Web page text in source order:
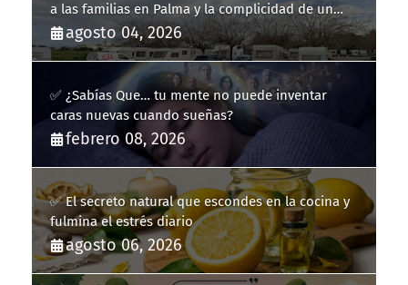
a las familias en Palma y la complicidad de un
fracaso heredado
agosto 04, 2026
✅ ¿Sabías Que… tu mente no puede inventar
caras nuevas cuando sueñas?
febrero 08, 2026
✅ El secreto natural que escondes en la cocina y
fulmina el estrés diario
agosto 06, 2026